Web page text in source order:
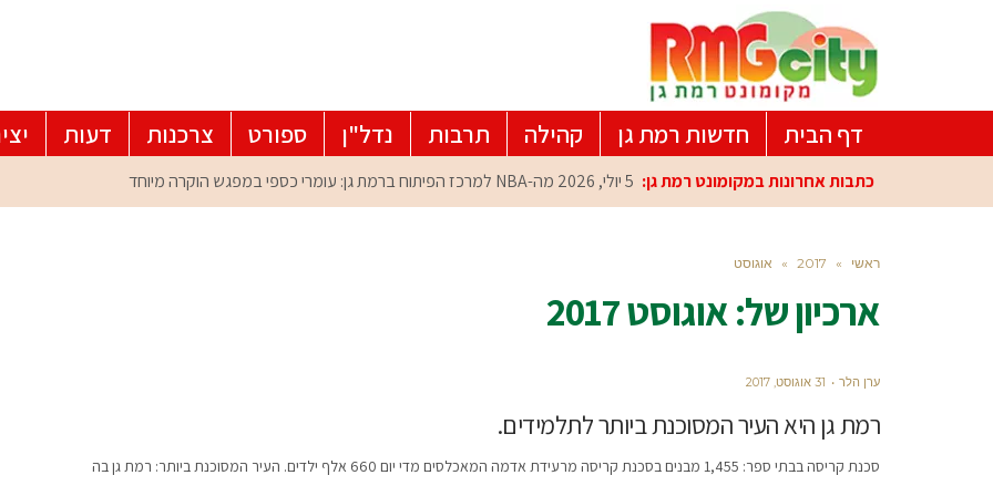
דף הבית חדשות רמת גן קהילה תרבות נדל"ן ספורט צרכנות דעות
כתבות אחרונות במקומונט רמת גן: 5 יולי, 2026 מה-NBA למרכז הפיתוח ברמת גן: עומרי כספי במפגש הוקרה מיוחד
ראשי »
2017
» אוגוסט
ארכיון של:אוגוסט 2017
ערן הלר 31 אוגוסט, 2017
רמת גן היא העיר המסוכנת ביותר לתלמידים.
סכנת קריסה בבתי ספר: 1,455 מבנים בסכנת קריסה מרעידת אדמה המאכלסים מדי יום 660 אלף ילדים. העיר המסוכנת ביותר: רמת גן בה